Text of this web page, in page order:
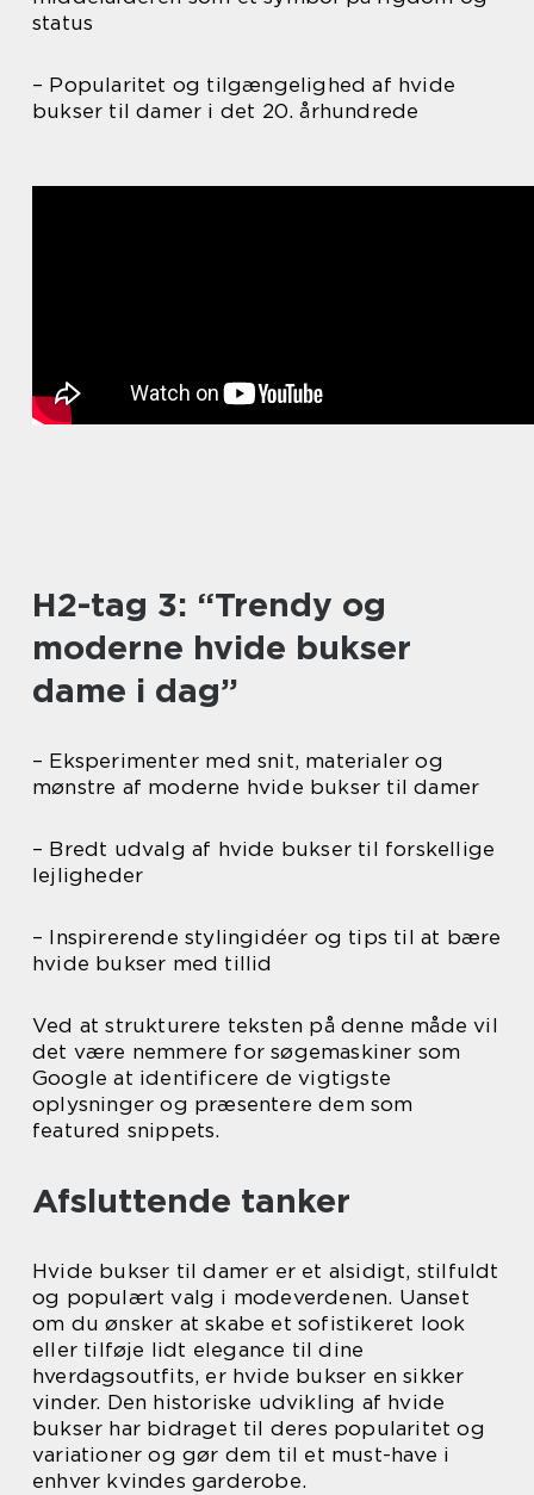
status
– Popularitet og tilgængelighed af hvide
bukser til damer i det 20. århundrede
H2-tag 3: “Trendy og
moderne hvide bukser
dame i dag”
– Eksperimenter med snit, materialer og
mønstre af moderne hvide bukser til damer
– Bredt udvalg af hvide bukser til forskellige
lejligheder
– Inspirerende stylingidéer og tips til at bære
hvide bukser med tillid
Ved at strukturere teksten på denne måde vil
det være nemmere for søgemaskiner som
Google at identificere de vigtigste
oplysninger og præsentere dem som
featured snippets.
Afsluttende tanker
Hvide bukser til damer er et alsidigt, stilfuldt
og populært valg i modeverdenen. Uanset
om du ønsker at skabe et sofistikeret look
eller tilføje lidt elegance til dine
hverdagsoutfits, er hvide bukser en sikker
vinder. Den historiske udvikling af hvide
bukser har bidraget til deres popularitet og
variationer og gør dem til et must-have i
enhver kvindes garderobe.